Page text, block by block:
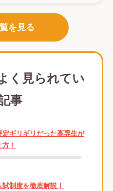
を見る
く見られてい
事
定ギリギリだった高専生が
！
制度を徹底解説！